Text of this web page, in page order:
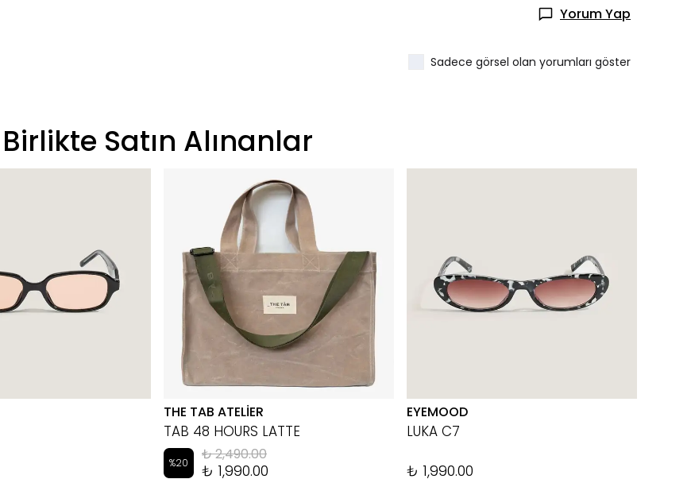
Yorum Yap
Sadece görsel olan yorumları göster
Birlikte Satın Alınanlar
THE TAB ATELİER
TAB 48 HOURS LATTE
%20 ₺ 2,490.00
₺ 1,990.00
EYEMOOD
LUKA C7
₺ 1,990.00